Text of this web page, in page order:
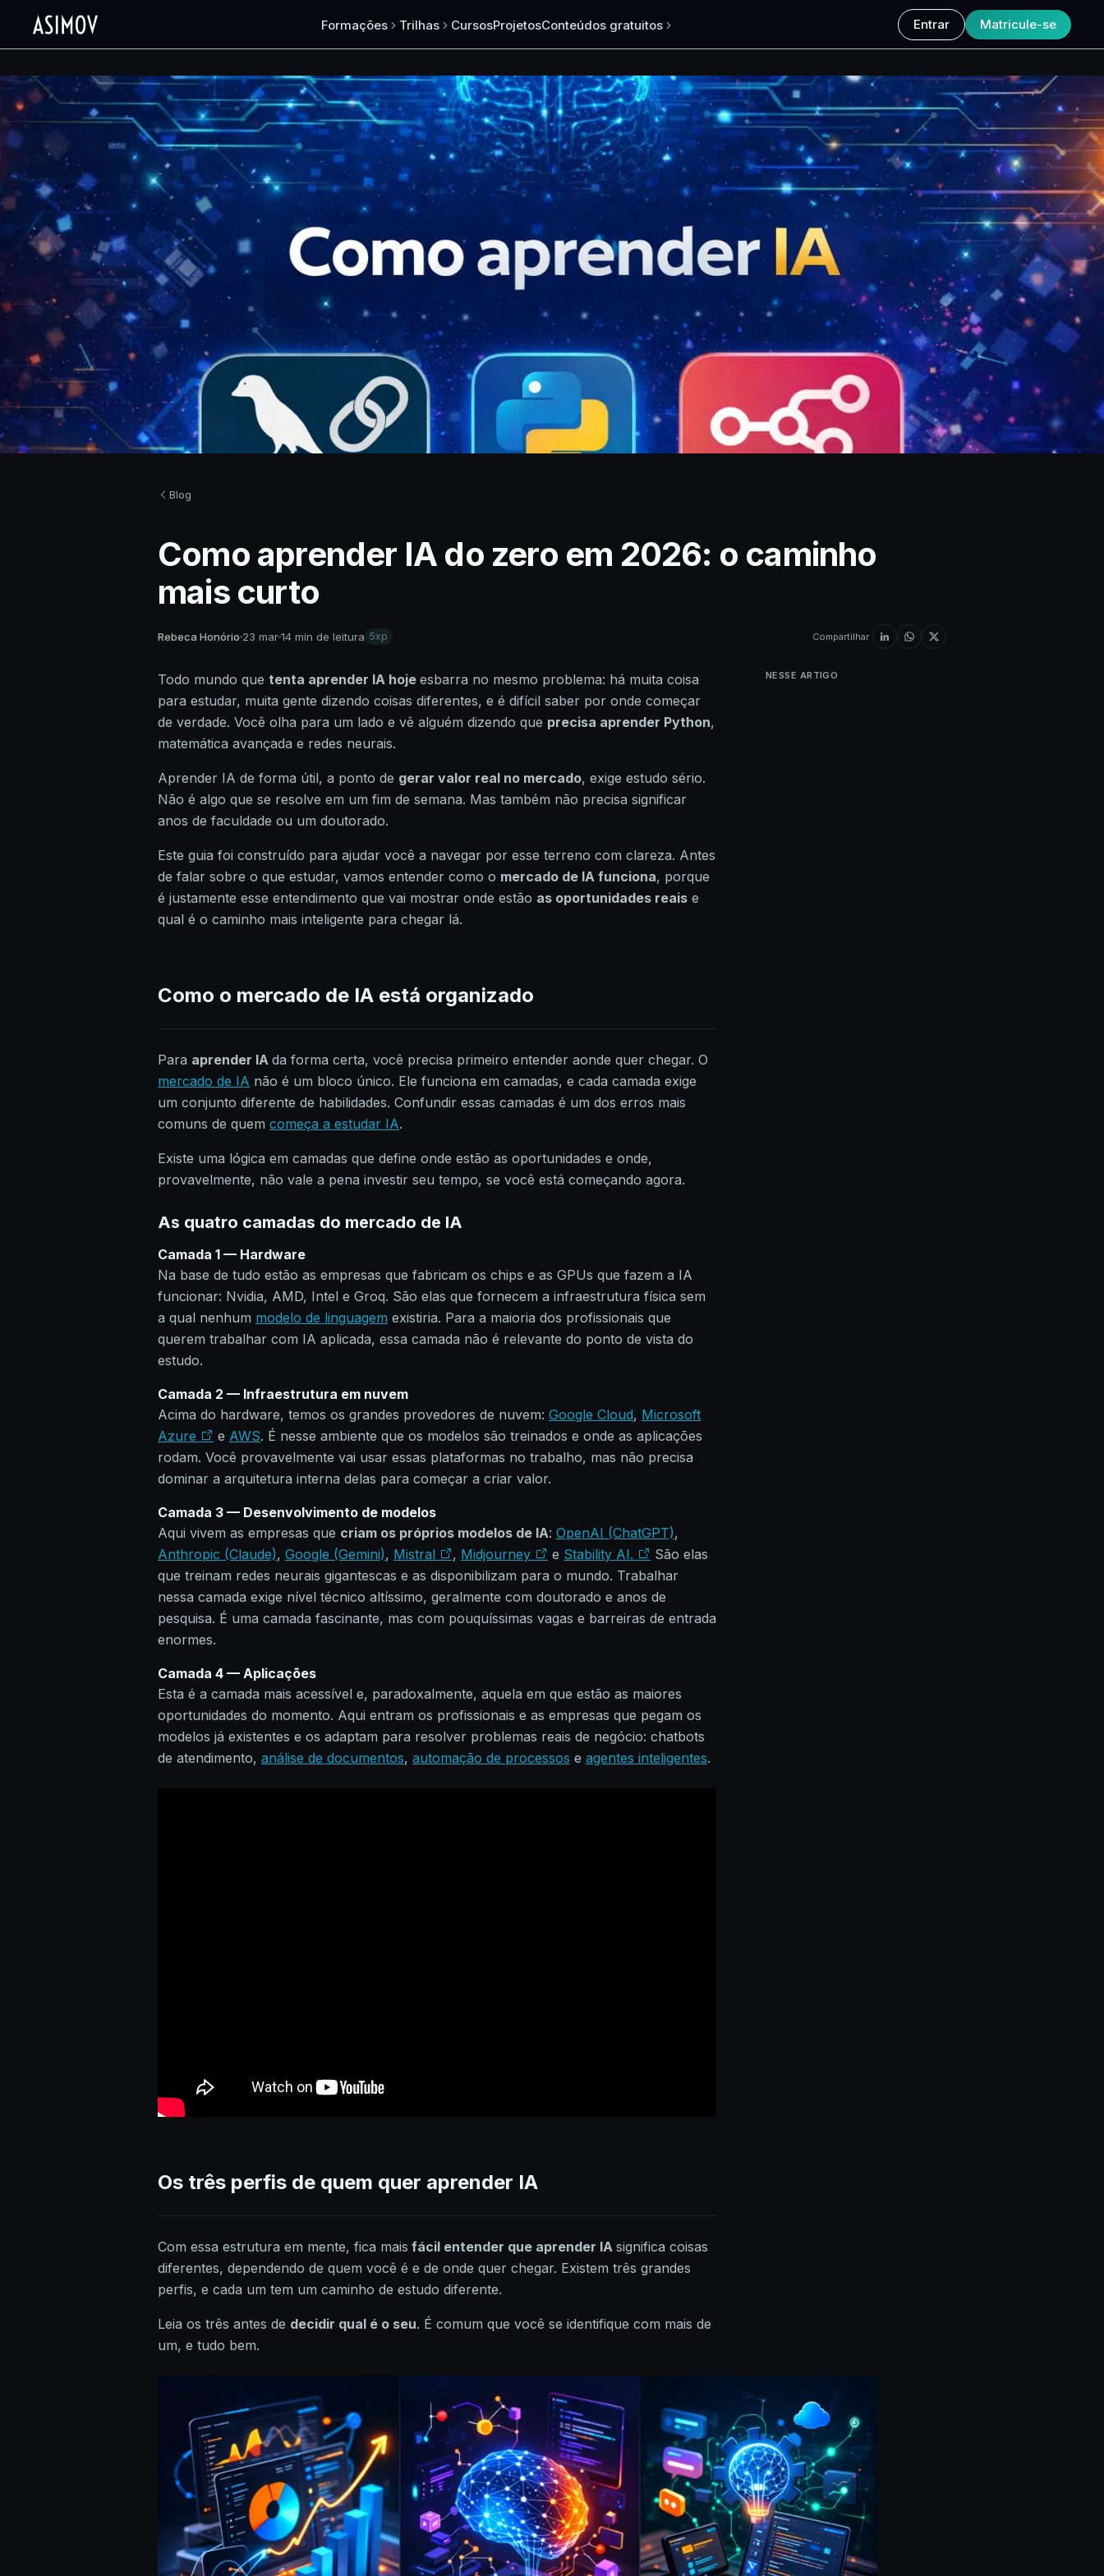
Formações Trilhas CursosProjetosConteúdos gratuitos Entrar Matricule-se
Blog
Como aprender IA do zero em 2026: o caminho
mais curto
Rebeca Honório 23 mar14 min de leitura 5xp Compartilhar
Todo mundo que tenta aprender IA hoje esbarra no mesmo problema: há muita coisa
para estudar, muita gente dizendo coisas diferentes, e é difícil saber por onde começar
de verdade. Você olha para um lado e vê alguém dizendo que precisa aprender Python,
matemática avançada e redes neurais.
Aprender IA de forma útil, a ponto de gerar valor real no mercado, exige estudo sério.
Não é algo que se resolve em um fim de semana. Mas também não precisa significar
anos de faculdade ou um doutorado.
Este guia foi construído para ajudar você a navegar por esse terreno com clareza. Antes
de falar sobre o que estudar, vamos entender como o mercado de IA funciona, porque
é justamente esse entendimento que vai mostrar onde estão as oportunidades reais e
qual é o caminho mais inteligente para chegar lá.
Como o mercado de IA está organizado
Para aprender IA da forma certa, você precisa primeiro entender aonde quer chegar. O
mercado de IA não é um bloco único. Ele funciona em camadas, e cada camada exige
um conjunto diferente de habilidades. Confundir essas camadas é um dos erros mais
comuns de quem começa a estudar IA.
Existe uma lógica em camadas que define onde estão as oportunidades e onde,
provavelmente, não vale a pena investir seu tempo, se você está começando agora.
As quatro camadas do mercado de IA
Camada 1 — Hardware
Na base de tudo estão as empresas que fabricam os chips e as GPUs que fazem a IA
funcionar: Nvidia, AMD, Intel e Groq. São elas que fornecem a infraestrutura física sem
a qual nenhum modelo de linguagem existiria. Para a maioria dos profissionais que
querem trabalhar com IA aplicada, essa camada não é relevante do ponto de vista do
estudo.
Camada 2 — Infraestrutura em nuvem
Acima do hardware, temos os grandes provedores de nuvem: Google Cloud, Microsoft
Azure
e AWS. É nesse ambiente que os modelos são treinados e onde as aplicações
rodam. Você provavelmente vai usar essas plataformas no trabalho, mas não precisa
dominar a arquitetura interna delas para começar a criar valor.
Camada 3 — Desenvolvimento de modelos
Aqui vivem as empresas que criam os próprios modelos de IA: OpenAI (ChatGPT),
Anthropic (Claude), Google (Gemini), Mistral , Midjourney e Stability AI.
São elas
que treinam redes neurais gigantescas e as disponibilizam para o mundo. Trabalhar
nessa camada exige nível técnico altíssimo, geralmente com doutorado e anos de
pesquisa. É uma camada fascinante, mas com pouquíssimas vagas e barreiras de entrada
enormes.
Camada 4 — Aplicações
Esta é a camada mais acessível e, paradoxalmente, aquela em que estão as maiores
oportunidades do momento. Aqui entram os profissionais e as empresas que pegam os
modelos já existentes e os adaptam para resolver problemas reais de negócio: chatbots
de atendimento, análise de documentos, automação de processos e agentes inteligentes.
Os três perfis de quem quer aprender IA
Com essa estrutura em mente, fica mais fácil entender que aprender IA significa coisas
diferentes, dependendo de quem você é e de onde quer chegar. Existem três grandes
perfis, e cada um tem um caminho de estudo diferente.
Leia os três antes de decidir qual é o seu. É comum que você se identifique com mais de
um, e tudo bem.
NESSE ARTIGO